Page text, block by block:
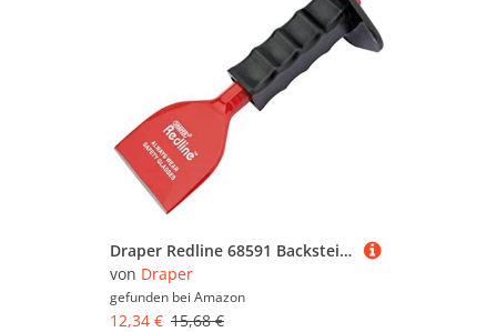
Draper Redline 68591 Backsteinrolle mit Handschutz, 75 x 220 mm
von Draper
gefunden bei Amazon
12,34 € 15,68 €